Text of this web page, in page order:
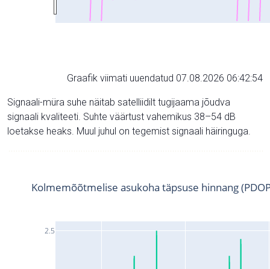
Graafik viimati uuendatud 07.08.2026 06:42:54
Signaali-müra suhe näitab satelliidilt tugijaama jõudva
signaali kvaliteeti. Suhte väärtust vahemikus 38–54 dB
loetakse heaks. Muul juhul on tegemist signaali häiringuga.
2.5
Kolmemõõtmelise asukoha täpsuse hinnang